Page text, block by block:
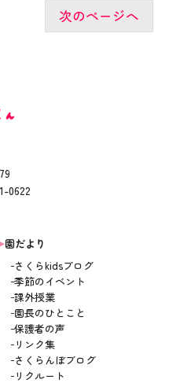
次のページへ
0622
園だより
さくらkidsブログ
季節のイベント
課外授業
園長のひとこと
保護者の声
リンク集
さくらんぼブログ
リクルート